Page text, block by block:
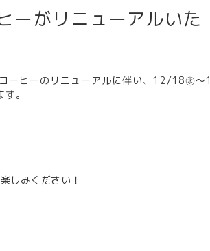
ーがリニューアルいた
ーヒーのリニューアルに伴い、12/18㊌～1
。
しみください！